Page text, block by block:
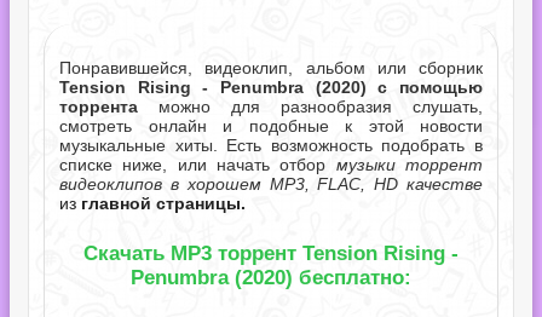
Понравившейся, видеоклип, альбом или сборник
Tension Rising - Penumbra (2020) с помощью
торрента можно для разнообразия слушать,
смотреть онлайн и подобные к этой новости
музыкальные хиты. Есть возможность подобрать в
списке ниже, или начать отбор музыки торрент
видеоклипов в хорошем MP3, FLAC, HD качестве
из главной страницы.
Скачать MP3 торрент Tension Rising -
Penumbra (2020) бесплатно: